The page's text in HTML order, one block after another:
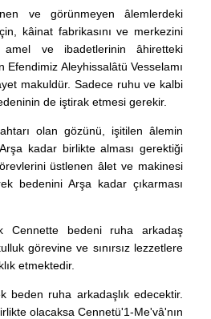
ve görünmeyen âlemlerdeki
kâinat fabrikasını ve merkezini
amel ve ibadetlerinin âhiretteki
Efendimiz Aleyhissalâtü Vesselamı
makuldür. Sadece ruhu ve kalbi
de iştirak etmesi gerekir.
olan gözünü, işitilen âlemin
kadar birlikte alması gerektiği
üstlenen âlet ve makinesi
bedenini Arşa kadar çıkarması
Cennette bedeni ruha arkadaş
görevine ve sınırsız lezzetlere
etmektedir.
beden ruha arkadaşlık edecektir.
olacaksa Cennetü'1-Me'vâ'nın